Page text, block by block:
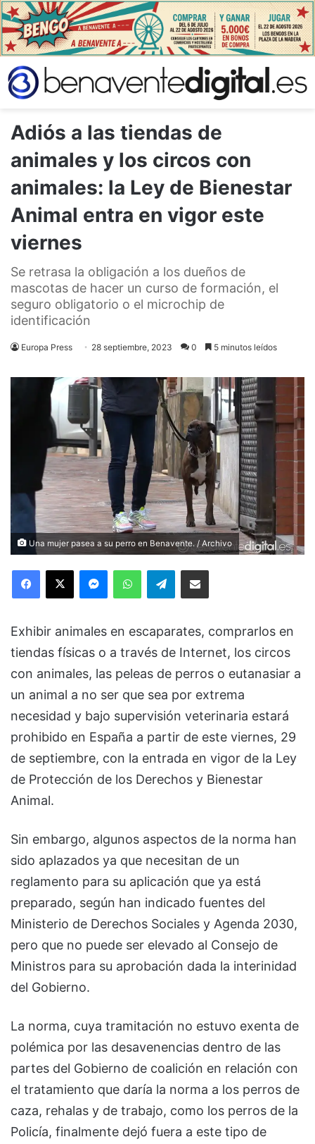
Adiós a las tiendas de
animales y los circos con
animales: la Ley de Bienestar
Animal entra en vigor este
viernes
Se retrasa la obligación a los dueños de
mascotas de hacer un curso de formación, el
seguro obligatorio o el microchip de
identificación
Europa Press 28 septiembre, 2023 0 5 minutos leídos
Una mujer pasea a su perro en Benavente. / Archivo
Facebook
X MessengerWhatsAppTelegramCompartir via Email
Exhibir animales en escaparates, comprarlos en
tiendas físicas o a través de Internet, los circos
con animales, las peleas de perros o eutanasiar a
un animal a no ser que sea por extrema
necesidad y bajo supervisión veterinaria estará
prohibido en España a partir de este viernes, 29
de septiembre, con la entrada en vigor de la Ley
de Protección de los Derechos y Bienestar
Animal.
Sin embargo, algunos aspectos de la norma han
sido aplazados ya que necesitan de un
reglamento para su aplicación que ya está
preparado, según han indicado fuentes del
Ministerio de Derechos Sociales y Agenda 2030,
pero que no puede ser elevado al Consejo de
Ministros para su aprobación dada la interinidad
del Gobierno.
La norma, cuya tramitación no estuvo exenta de
polémica por las desavenencias dentro de las
partes del Gobierno de coalición en relación con
el tratamiento que daría la norma a los perros de
caza, rehalas y de trabajo, como los perros de la
Policía, finalmente dejó fuera a este tipo de